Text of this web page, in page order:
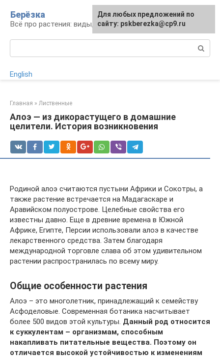
контенту
Берёзка
Всё про растения: виды, выращивание, уход
English
Главная » Лиственные
Алоэ — из дикорастущего в домашние
целители. История возникновения
Родиной алоэ считаются пустыни Африки и Сокотры, а
также растение встречается на Мадагаскаре и
Аравийском полуострове. Целебные свойства его
известны давно. Еще в древние времена в Южной
Африке, Египте, Персии использовали алоэ в качестве
лекарственного средства. Затем благодаря
международной торговле слава об этом удивительном
растении распространилась по всему миру.
Общие особенности растения
Алоэ – это многолетник, принадлежащий к семейству
Асфоделовые. Современная ботаника насчитывает
более 500 видов этой культуры. Данный род относится
к суккулентам – организмам, способным
накапливать питательные вещества. Поэтому он
отличается высокой устойчивостью к изменениям
Для любых предложений по
сайту: pskberezka@cp9.ru